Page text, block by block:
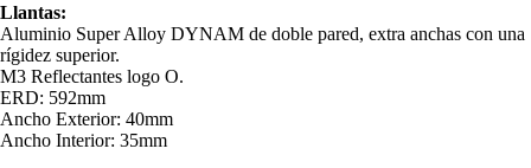
Llantas:
Aluminio Super Alloy DYNAM de doble pared, extra anchas con una
rígidez superior.
M3 Reflectantes logo O.
ERD: 592mm
Ancho Exterior: 40mm
Ancho Interior: 35mm